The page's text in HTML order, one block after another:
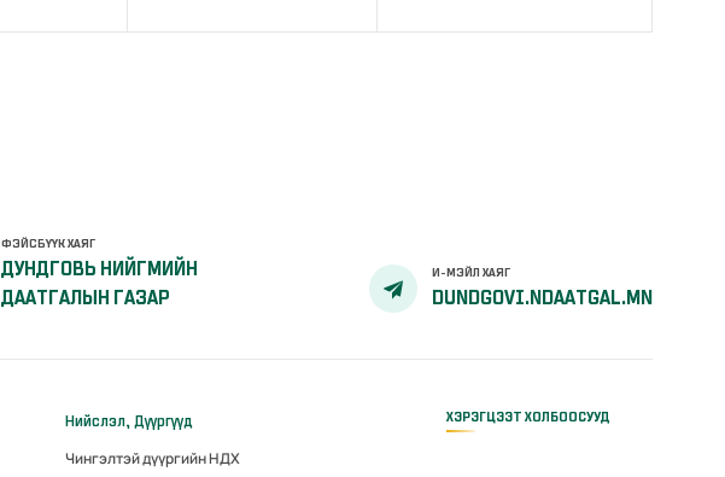
ФЭЙСБҮҮК ХАЯГ
ДУНДГОВЬ НИЙГМИЙН
ДААТГАЛЫН ГАЗАР
И-МЭЙЛ ХАЯГ
DUNDGOVI.NDAATGAL.MN
Нийслэл, Дүүргүүд
Чингэлтэй дүүргийн НДХ
ХЭРЭГЦЭЭТ ХОЛБООСУУД